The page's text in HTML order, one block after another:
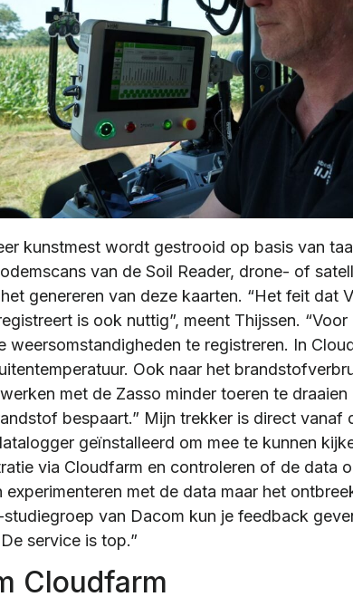
kunstmest wordt gestrooid op basis van
van de Soil Reader, drone- of
genereren van deze kaarten. “Het feit dat
is ook nuttig”, meent Thijssen.
weersomstandigheden te registreren. In
Ook naar het
met de Zasso minder toeren te
bespaart.” Mijn trekker is direct vanaf
geïnstalleerd om mee te kunnen
via Cloudfarm en controleren of de data
experimenteren met de data maar het
van Dacom kun je feedback
service is top.”
Cloudfarm